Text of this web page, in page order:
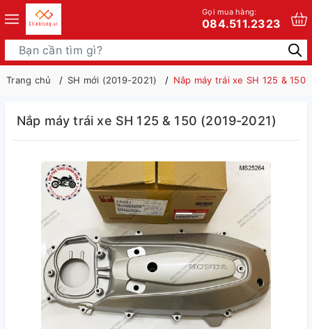
Gọi mua hàng:
084.511.2323
Trang chủ SH mới (2019-2021) Nắp máy trái xe SH 125 & 150
Nắp máy trái xe SH 125 & 150 (2019-2021)